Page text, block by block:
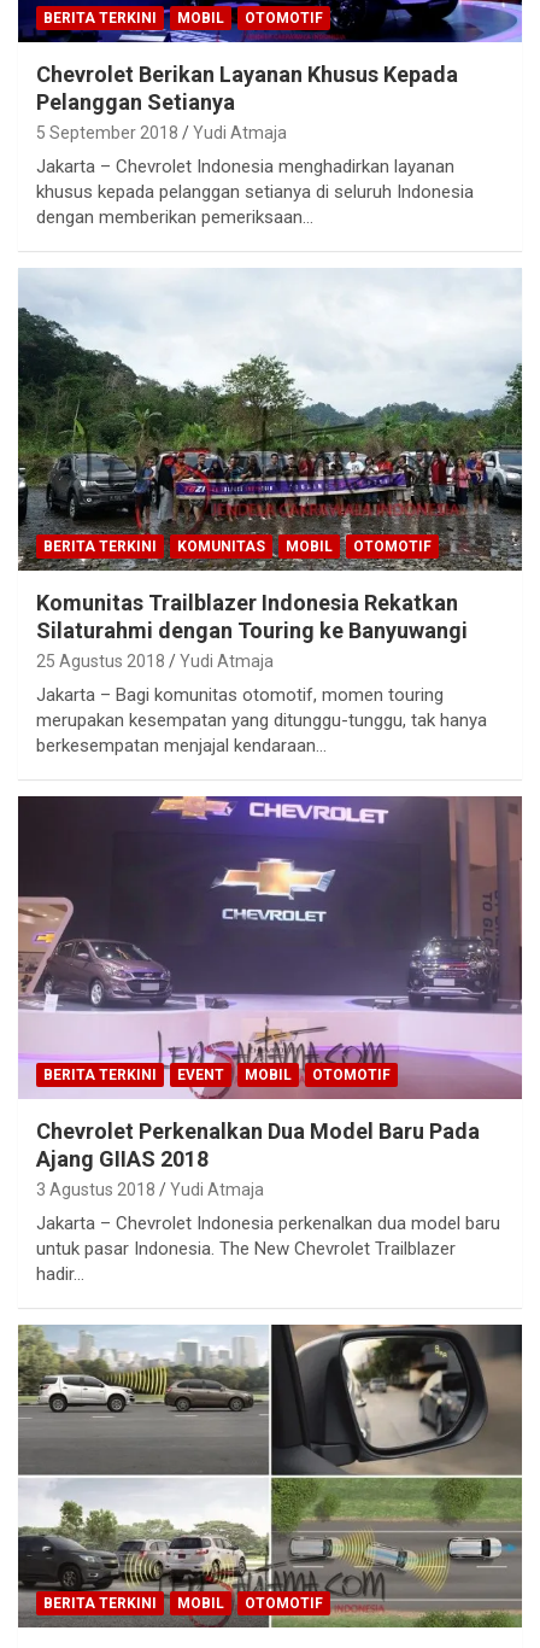
BERITA TERKINI MOBIL OTOMOTIF
Chevrolet Berikan Layanan Khusus Kepada
Pelanggan Setianya
5 September 2018 Yudi Atmaja
Jakarta – Chevrolet Indonesia menghadirkan layanan
khusus kepada pelanggan setianya di seluruh Indonesia
dengan memberikan pemeriksaan…
BERITA TERKINI KOMUNITAS MOBIL OTOMOTIF
Komunitas Trailblazer Indonesia Rekatkan
Silaturahmi dengan Touring ke Banyuwangi
25 Agustus 2018 Yudi Atmaja
Jakarta – Bagi komunitas otomotif, momen touring
merupakan kesempatan yang ditunggu-tunggu, tak hanya
berkesempatan menjajal kendaraan…
BERITA TERKINI EVENT MOBIL OTOMOTIF
Chevrolet Perkenalkan Dua Model Baru Pada
Ajang GIIAS 2018
3 Agustus 2018 Yudi Atmaja
Jakarta – Chevrolet Indonesia perkenalkan dua model baru
untuk pasar Indonesia. The New Chevrolet Trailblazer
hadir…
BERITA TERKINI MOBIL OTOMOTIF